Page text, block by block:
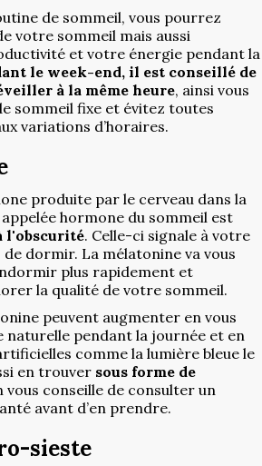
de sommeil, vous pourrez
votre sommeil mais aussi
et votre énergie pendant la
le week-end, il est conseillé de
à la même heure, ainsi vous
sommeil fixe et évitez toutes
variations d’horaires.
produite par le cerveau dans la
hormone du sommeil est
l'obscurité. Celle-ci signale à votre
de dormir. La mélatonine va vous
plus rapidement et
la qualité de votre sommeil.
peuvent augmenter en vous
naturelle pendant la journée et en
comme la lumière bleue le
en trouver sous forme de
vous conseille de consulter un
avant d’en prendre.
sieste